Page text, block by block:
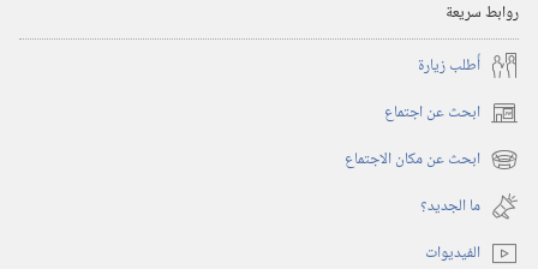
روابط سريعة
أُطلب زيارة
ابحث عن اجتماع (يفتح
نافذة ابحث عن مكان الاجتماع (يفتح
نافذة
جديدة)
ما الجديد؟‏
الفيديوات